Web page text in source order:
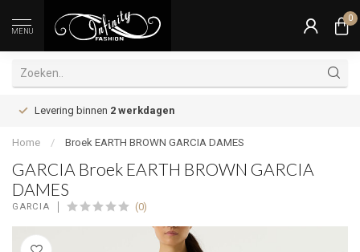
MENU
0
Levering binnen 2 werkdagen
Home / Broek EARTH BROWN GARCIA DAMES
GARCIA Broek EARTH BROWN GARCIA
DAMES
GARCIA (0)